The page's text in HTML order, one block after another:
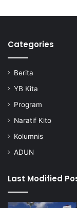
Categories
Berita
YB Kita
Program
Naratif Kito
Kolumnis
ADUN
Last Modified